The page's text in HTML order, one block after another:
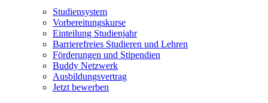
Studiensystem
Vorbereitungskurse
Einteilung Studienjahr
Barrierefreies Studieren und Lehren
Förderungen und Stipendien
Buddy Netzwerk
Ausbildungsvertrag
Jetzt bewerben